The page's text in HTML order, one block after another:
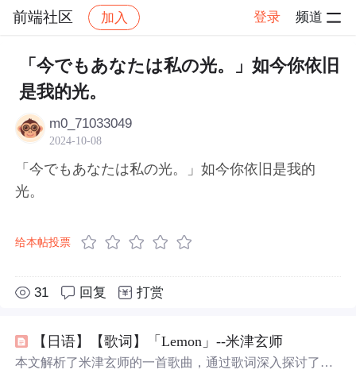
前端社区 加入 登录 频道
社区 前端社区 感慨 帖子详情
「今でもあなたは私の光。」如今你依旧
是我的光。
m0_71033049
2024-10-08
「今でもあなたは私の光。」如今你依旧是我的
光。
给本帖投票
31 回复 打赏
【日语】【歌词】「Lemon」--米津玄师
本文解析了米津玄师的一首歌曲，通过歌词深入探讨了歌